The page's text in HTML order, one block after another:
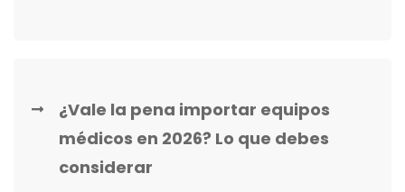
¿Vale la pena importar equipos
médicos en 2026? Lo que debes
considerar